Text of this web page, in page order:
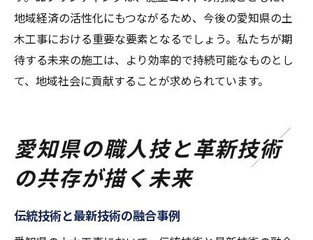
地域経済の活性化にもつながるため、今後の愛知県の土
木工事における重要な要素となるでしょう。私たちが期
待する未来の施工は、より効率的で持続可能なものとし
て、地域社会に貢献することが求められています。
愛知県の職人技と革新技術
の共存が描く未来
伝統技術と最新技術の融合事例